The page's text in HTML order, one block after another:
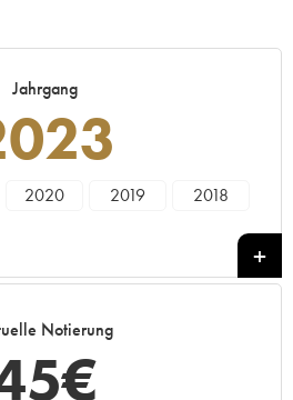
Jahrgang
2020 2019
2018
Notierung
€